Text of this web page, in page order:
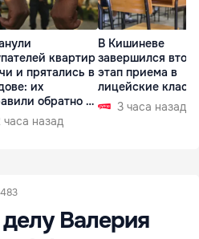
квартир
и прятались в
их
обратно в
часа назад
В Кишиневе
завершился
этап приема в
лицейские
3 часа назад
483
Валерия